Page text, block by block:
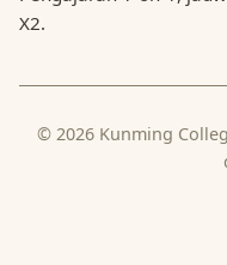
X2.
© 2026 Kunming